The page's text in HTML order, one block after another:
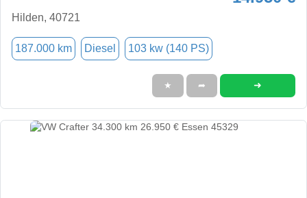
Hilden, 40721
187.000 km Diesel 103 kw (140 PS)
★ ➦ ➜